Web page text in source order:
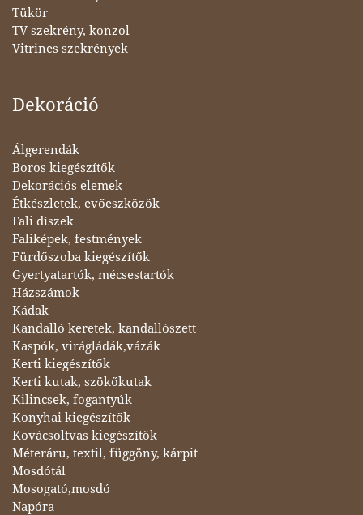
Tükör
TV szekrény, konzol
Vitrines szekrények
Dekoráció
Álgerendák
Boros kiegészítők
Dekorációs elemek
Étkészletek, evőeszközök
Fali díszek
Faliképek, festmények
Fürdőszoba kiegészítők
Gyertyatartók, mécsestartók
Házszámok
Kádak
Kandalló keretek, kandallószett
Kaspók, virágládák,vázák
Kerti kiegészítők
Kerti kutak, szökőkutak
Kilincsek, fogantyúk
Konyhai kiegészítők
Kovácsoltvas kiegészítők
Méteráru, textil, függöny, kárpit
Mosdótál
Mosogató,mosdó
Napóra